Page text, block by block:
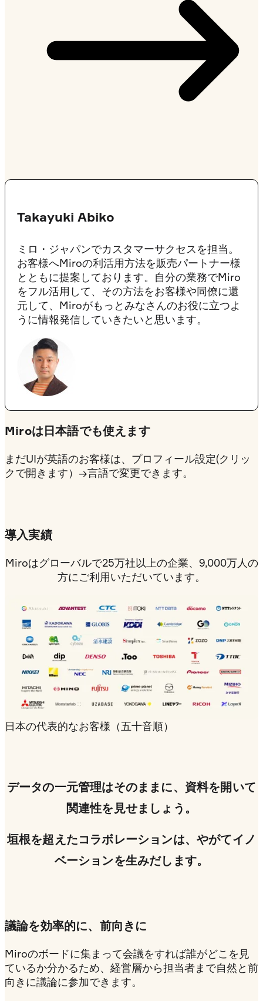
Takayuki Abiko
ミロ・ジャパンでカスタマーサクセスを担当。
お客様へMiroの利活用方法を販売パートナー様
とともに提案しております。自分の業務でMiro
をフル活用して、その方法をお客様や同僚に還
元して、Miroがもっとみなさんのお役に立つよ
うに情報発信していきたいと思います。
Miroは日本語でも使えます
まだUIが英語のお客様は、 プロフィール設定(クリッ
クで開きます） →言語で変更できます。
導入実績
Miroはグローバルで25万社以上の企業、9,000万人の
方にご利用いただいています。
日本の代表的なお客様（五十音順）
データの一元管理はそのままに、資料を開いて
関連性を見せましょう。
垣根を超えたコラボレーションは、やがてイノ
ベーションを生みだします。
議論を効率的に、前向きに
Miroのボードに集まって会議をすれば誰がどこを見
ているか分かるため、経営層から担当者まで自然と前
向きに議論に参加できます。